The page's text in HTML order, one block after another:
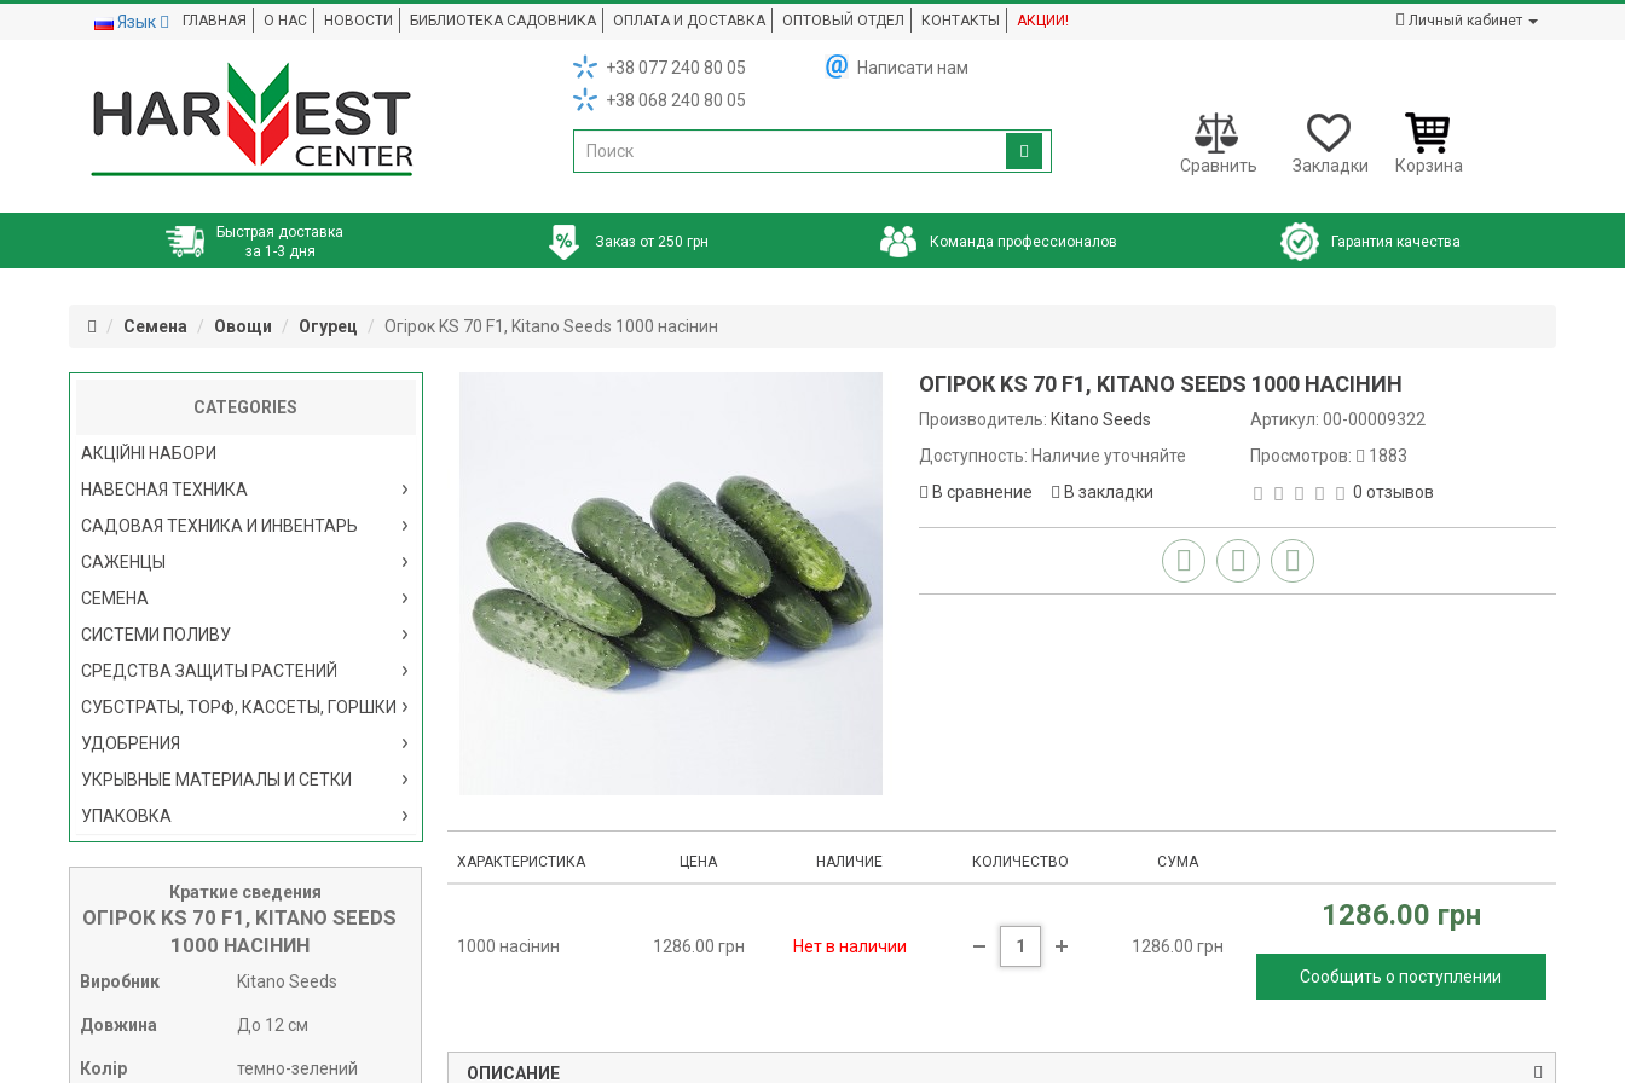
Язык ГЛАВНАЯ О НАС НОВОСТИ БИБЛИОТЕКА САДОВНИКА ОПЛАТА И ДОСТАВКА ОПТОВЫЙ ОТДЕЛ КОНТАКТЫ АКЦИИ! Личный кабинет
+38 077 240 80 05
+38 068 240 80 05
Написати нам
Сравнить Закладки Корзина
Быстрая доставка
за 1-3 дня
Заказ от 250 грн Команда профессионалов Гарантия качества
Семена Овощи Огурец Огірок KS 70 F1, Kitano Seeds 1000 насінин
CATEGORIES
АКЦІЙНІ НАБОРИ
НАВЕСНАЯ ТЕХНИКА
САДОВАЯ ТЕХНИКА И ИНВЕНТАРЬ
САЖЕНЦЫ
СЕМЕНА
СИСТЕМИ ПОЛИВУ
СРЕДСТВА ЗАЩИТЫ РАСТЕНИЙ
СУБСТРАТЫ, ТОРФ, КАССЕТЫ, ГОРШКИ
УДОБРЕНИЯ
УКРЫВНЫЕ МАТЕРИАЛЫ И СЕТКИ
УПАКОВКА
Краткие сведения
ОГІРОК KS 70 F1, KITANO SEEDS
1000 НАСІНИН
Виробник Kitano Seeds
Довжина До 12 см
Колір темно-зелений
ОГІРОК KS 70 F1, KITANO SEEDS 1000 НАСІНИН
Производитель: Kitano Seeds
Доступность: Наличие уточняйте
В сравнение
В закладки
Артикул: 00-00009322
Просмотров:
1883
0 отзывов
ХАРАКТЕРИСТИКА ЦЕНА НАЛИЧИЕ КОЛИЧЕСТВО СУМА
1000 насінин 1286.00 грн Нет в наличии 1286.00 грн
1286.00 грн
Сообщить о поступлении
ОПИСАНИЕ